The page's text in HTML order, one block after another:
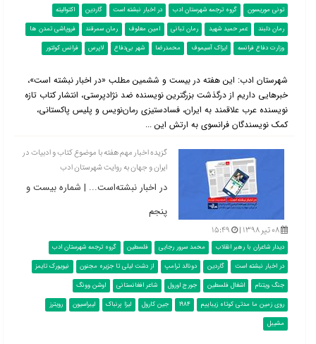
تونی موریسون گروه ترجمه شهرستان ادب در اخبار نبشته است گاردین
اکتوالیته
رمان دلبند
عمر حمید شهید رمان تبانی امین معلوف رمان سمرقند
فروپاشی تمدن ها
وزارت دفاع فرانسه
ایزاک آسیموف محمدرضا شهر بی‌دفاع لاپرس فرانس کولتور
شهرستان ادب: این هفته در بیست و ششمین مطلب «در اخبار نبشته است»،
خبرهایی داریم از درگذشت بزرگترین نویسنده ضد نژادپرستی، انتشار کتاب تازه
نویسنده عرب علاقمند به ایران، فسادستیزی رمان‌نویس و پلیس پاکستانی،
کمک نویسندگان فرانسوی به ارتش این ...
گزیده اخبار مهم هفته با موضوع کتاب و ادبیات در
ایران و جهان به روایت شهرستان ادب
در اخبار نبشته‌است... | شماره بیست و
پنجم
۰۸ تیر ۱۳۹۸ | ۱۵:۴۹
دیدار شاعران با رهبر انقلاب محمد سرور رجایی فلسطین
گروه ترجمه شهرستان ادب
در اخبار نبشته است
گاردین دونالد ترامپ از دشت لیلی تا جزیره مجنون
نیویورک تایمز
جنگ ویتنام
اشغال فلسطین جورج اورول شاعر افغانستانی
اوشن وونگ
روی زمین ما مدتی کوتاه زیباییم
1984 جین کارول لیزا بِرنباک لیبراسیون
رویترز
مشیبل